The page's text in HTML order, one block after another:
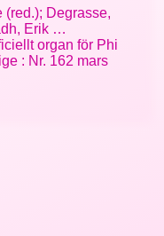
Degrasse,
Erik …
organ för Phi
: Nr. 162 mars